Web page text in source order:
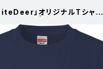
」オリジナルTシャツ